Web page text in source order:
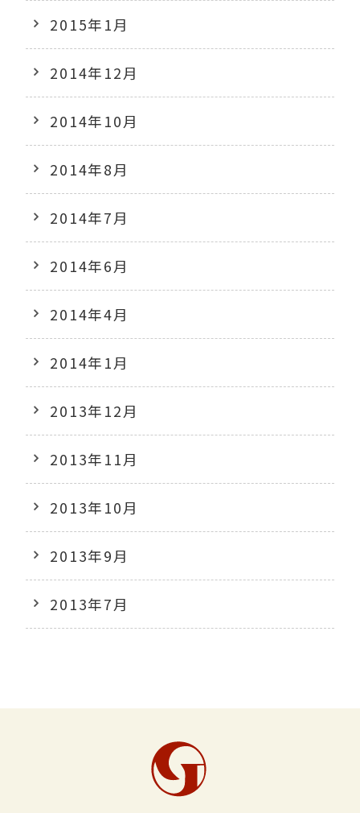
2015年1月
2014年12月
2014年10月
2014年8月
2014年7月
2014年6月
2014年4月
2014年1月
2013年12月
2013年11月
2013年10月
2013年9月
2013年7月